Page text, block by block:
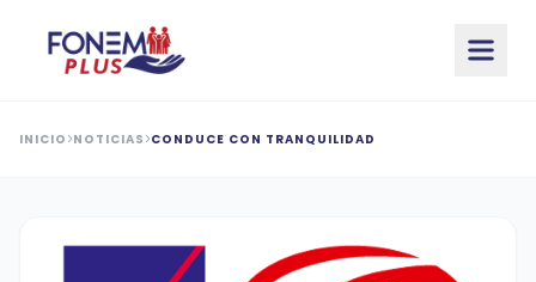
INICIO NOTICIAS CONDUCE CON TRANQUILIDAD